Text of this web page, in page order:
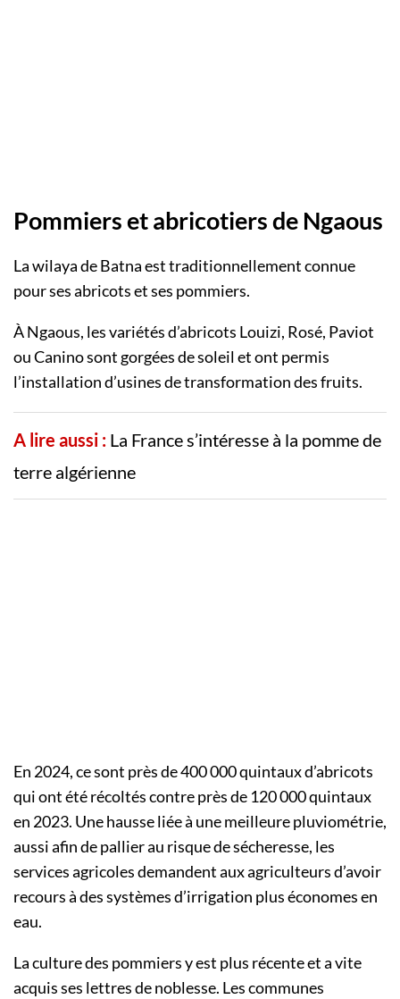
Pommiers et abricotiers de Ngaous
La wilaya de Batna est traditionnellement connue
pour ses abricots et ses pommiers.
À Ngaous, les variétés d’abricots Louizi, Rosé, Paviot
ou Canino sont gorgées de soleil et ont permis
l’installation d’usines de transformation des fruits.
A lire aussi : La France s’intéresse à la pomme de
terre algérienne
En 2024, ce sont près de 400 000 quintaux d’abricots
qui ont été récoltés contre près de 120 000 quintaux
en 2023. Une hausse liée à une meilleure pluviométrie,
aussi afin de pallier au risque de sécheresse, les
services agricoles demandent aux agriculteurs d’avoir
recours à des systèmes d’irrigation plus économes en
eau.
La culture des pommiers y est plus récente et a vite
acquis ses lettres de noblesse. Les communes